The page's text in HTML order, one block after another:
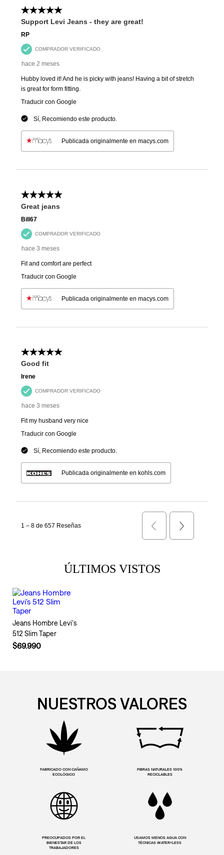
ÚLTIMOS VISTOS
Jeans Hombre Levi's
512 Slim Taper
$69.990
NUESTROS VALORES
FABRICADO CON CAÑAMO
ECOLÓGICO
FIBRAS NATURALES 100%
RECICLABLES
PREOCUPADOS POR EL
BIENESTAR DE LOS
TRABAJADORES
USAMOS MENOS AGUA CON
TÉCNICAS WATER<LESS